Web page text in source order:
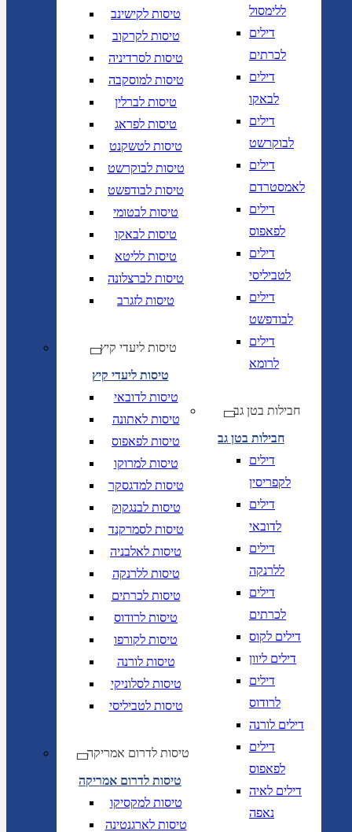
טיסות לקישינב
טיסות לקרקוב
טיסות לסרדיניה
טיסות למוסקבה
טיסות לברלין
טיסות לפראג
טיסות לטשקנט
טיסות לבוקרשט
טיסות לבודפשט
טיסות לבטומי
טיסות לבאקו
טיסות לליטא
טיסות לברצלונה
טיסות לזגרב
טיסות ליעדי קיץ
טיסות ליעדי קיץ
טיסות לדובאי
טיסות לאתונה
טיסות לפאפוס
טיסות למרוקו
טיסות למדגסקר
טיסות לבנגקוק
טיסות לסמרקנד
טיסות לאלבניה
טיסות ללרנקה
טיסות לכרתים
טיסות לרודוס
טיסות לקורפו
טיסות לורנה
טיסות לסלוניקי
טיסות לטביליסי
טיסות לדרום אמריקה
טיסות לדרום אמריקה
טיסות למקסיקו
טיסות לארגנטינה
ללימסול
דילים
לכרתים
דילים
לבאקו
דילים
לבוקרשט
דילים
לאמסטרדם
דילים
לפאפוס
דילים
לטביליסי
דילים
לבודפשט
דילים
לרומא
חבילות בטן גב
חבילות בטן גב
דילים
לקפריסין
דילים
לדובאי
דילים
ללרנקה
דילים
לכרתים
דילים לקוס
דילים ליוון
דילים
לרודוס
דילים לורנה
דילים
לפאפוס
דילים לאיה
נאפה